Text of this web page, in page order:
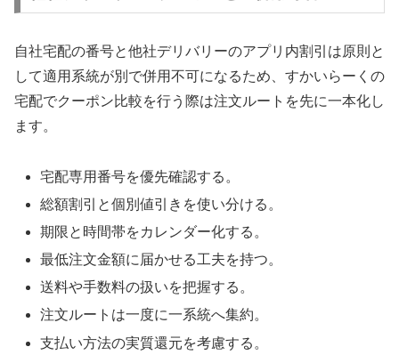
自社宅配の番号と他社デリバリーのアプリ内割引は原則と
して適用系統が別で併用不可になるため、すかいらーくの
宅配でクーポン比較を行う際は注文ルートを先に一本化し
ます。
宅配専用番号を優先確認する。
総額割引と個別値引きを使い分ける。
期限と時間帯をカレンダー化する。
最低注文金額に届かせる工夫を持つ。
送料や手数料の扱いを把握する。
注文ルートは一度に一系統へ集約。
支払い方法の実質還元を考慮する。